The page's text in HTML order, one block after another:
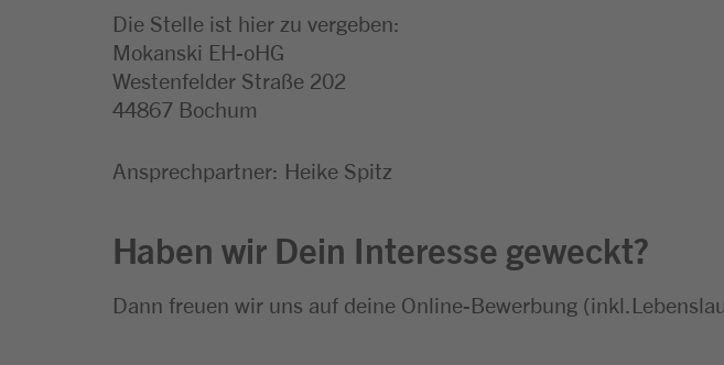
Die Stelle ist hier zu vergeben:
Mokanski EH-oHG
Westenfelder Straße 202
44867 Bochum
Ansprechpartner: Heike Spitz
Haben wir Dein Interesse geweckt?
Dann freuen wir uns auf deine Online-Bewerbung